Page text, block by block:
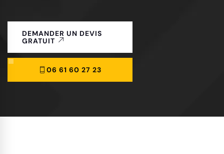
DEMANDER UN DEVIS
GRATUIT
06 61 60 27 23